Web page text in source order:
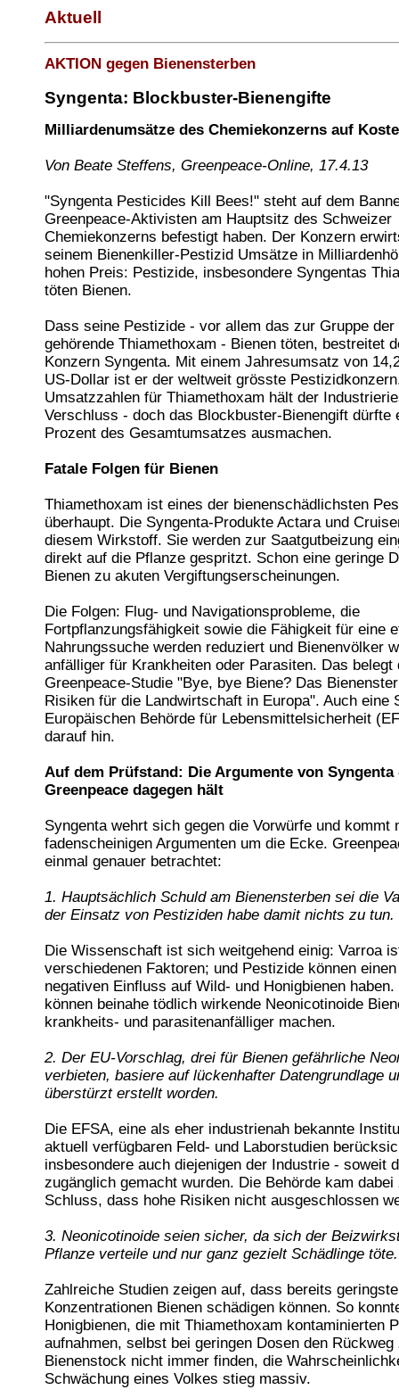
Aktuell
AKTION gegen Bienensterben
Syngenta: Blockbuster-Bienengifte
Milliardenumsätze des Chemiekonzerns auf
Von Beate Steffens, Greenpeace-Online, 17.4.13
"Syngenta Pesticides Kill Bees!" steht auf dem
Greenpeace-Aktivisten am Hauptsitz des Schweizer
Chemiekonzerns befestigt haben. Der Konzern
seinem Bienenkiller-Pestizid Umsätze in
hohen Preis: Pestizide, insbesondere Syngentas
töten Bienen.
Dass seine Pestizide - vor allem das zur Gruppe der
gehörende Thiamethoxam - Bienen töten, bestreitet
Konzern Syngenta. Mit einem Jahresumsatz von
US-Dollar ist er der weltweit grösste
Umsatzzahlen für Thiamethoxam hält der
Verschluss - doch das Blockbuster-Bienengift dürfte
Prozent des Gesamtumsatzes ausmachen.
Fatale Folgen für Bienen
Thiamethoxam ist eines der bienenschädlichsten
überhaupt. Die Syngenta-Produkte Actara und
diesem Wirkstoff. Sie werden zur Saatgutbeizung
direkt auf die Pflanze gespritzt. Schon eine geringe
Bienen zu akuten Vergiftungserscheinungen.
Die Folgen: Flug- und Navigationsprobleme, die
Fortpflanzungsfähigkeit sowie die Fähigkeit für eine
Nahrungssuche werden reduziert und Bienenvölker
anfälliger für Krankheiten oder Parasiten. Das belegt
Greenpeace-Studie "Bye, bye Biene? Das
Risiken für die Landwirtschaft in Europa". Auch eine
Europäischen Behörde für Lebensmittelsicherheit
darauf hin.
Auf dem Prüfstand: Die Argumente von Syngenta
Greenpeace dagegen hält
Syngenta wehrt sich gegen die Vorwürfe und kommt
fadenscheinigen Argumenten um die Ecke.
einmal genauer betrachtet:
1. Hauptsächlich Schuld am Bienensterben sei die
der Einsatz von Pestiziden habe damit nichts zu tun.
Die Wissenschaft ist sich weitgehend einig: Varroa
verschiedenen Faktoren; und Pestizide können
negativen Einfluss auf Wild- und Honigbienen haben.
können beinahe tödlich wirkende Neonicotinoide
krankheits- und parasitenanfälliger machen.
2. Der EU-Vorschlag, drei für Bienen gefährliche
verbieten, basiere auf lückenhafter Datengrundlage
überstürzt erstellt worden.
Die EFSA, eine als eher industrienah bekannte
aktuell verfügbaren Feld- und Laborstudien
insbesondere auch diejenigen der Industrie - soweit
zugänglich gemacht wurden. Die Behörde kam dabei
Schluss, dass hohe Risiken nicht ausgeschlossen
3. Neonicotinoide seien sicher, da sich der
Pflanze verteile und nur ganz gezielt Schädlinge töte.
Zahlreiche Studien zeigen auf, dass bereits geringste
Konzentrationen Bienen schädigen können. So
Honigbienen, die mit Thiamethoxam kontaminierten
aufnahmen, selbst bei geringen Dosen den Rückweg
Bienenstock nicht immer finden, die
Schwächung eines Volkes stieg massiv.